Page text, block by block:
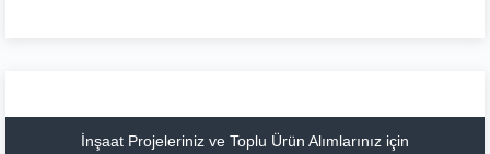
İnşaat Projeleriniz ve Toplu Ürün Alımlarınız için